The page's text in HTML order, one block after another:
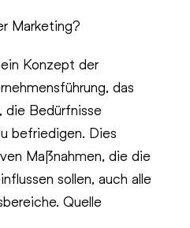
Marketing?
Konzept der
das
die Bedürfnisse
befriedigen. Dies
Maßnahmen, die die
sollen, auch alle
Quelle